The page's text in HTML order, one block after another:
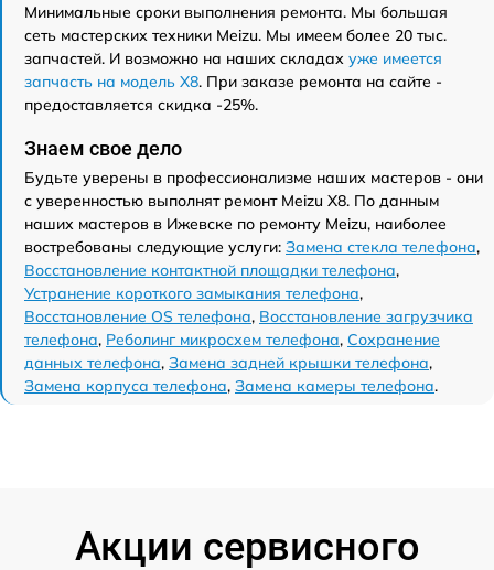
Минимальные сроки выполнения ремонта. Мы большая
сеть мастерских техники Meizu. Мы имеем более 20 тыс.
запчастей. И возможно на наших складах уже имеется
запчасть на модель X8. При заказе ремонта на сайте -
предоставляется скидка -25%.
Знаем свое дело
Будьте уверены в профессионализме наших мастеров - они
с уверенностью выполнят ремонт Meizu X8. По данным
наших мастеров в Ижевске по ремонту Meizu, наиболее
востребованы следующие услуги: Замена стекла телефона,
Восстановление контактной площадки телефона,
Устранение короткого замыкания телефона,
Восстановление OS телефона, Восстановление загрузчика
телефона, Реболинг микросхем телефона, Сохранение
данных телефона, Замена задней крышки телефона,
Замена корпуса телефона, Замена камеры телефона.
Акции сервисного